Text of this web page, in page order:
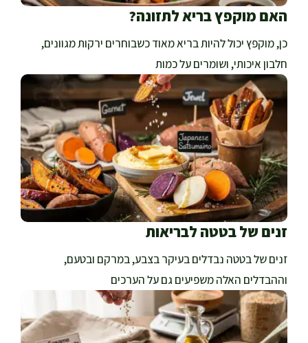
האם מוקפץ בריא לתזונה?
כן, מוקפץ יכול להיות בריא מאוד כשבוחרים ירקות מגוונים,
חלבון איכותי, ושומרים על כמות
זנים של בטטה לבריאות
זנים של בטטה נבדלים בעיקר בצבע, במרקם ובטעם,
וההבדלים האלה משפיעים גם על הערכים